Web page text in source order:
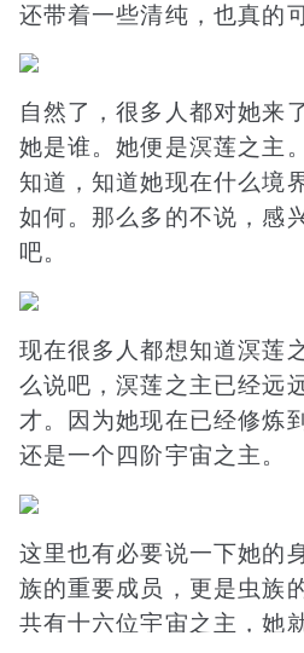
还带着一些清纯，也真的
自然了，很多人都对她来
她是谁。她便是溟莲之主
知道，知道她现在什么境
如何。那么多的不说，感
吧。
现在很多人都想知道溟莲
么说吧，溟莲之主已经远
才。因为她现在已经修炼
还是一个四阶宇宙之主。
这里也有必要说一下她的
族的重要成员，更是虫族
共有十六位宇宙之主，她